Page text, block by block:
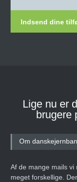
Indsend dine
Lige nu er
brugere
Om
Af de mange mails
meget forskellige.